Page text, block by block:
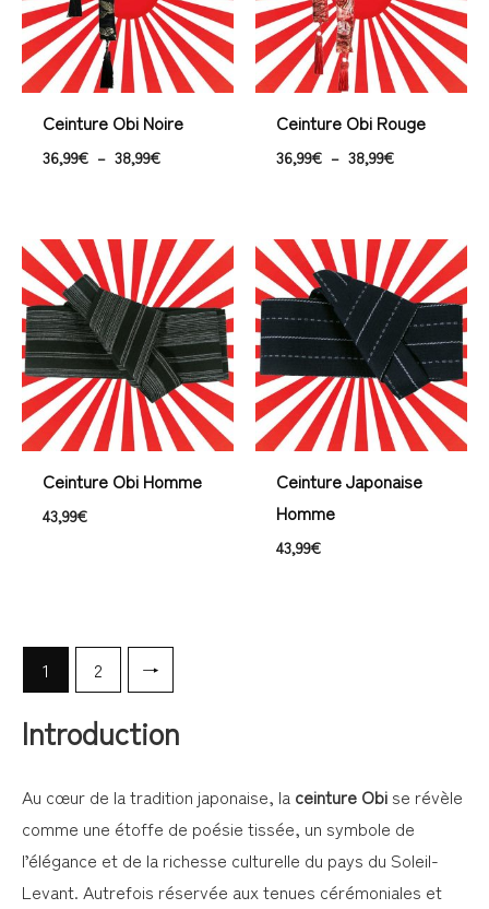
Ceinture Obi Noire
36,99€ – 38,99€
Ceinture Obi Rouge
36,99€ – 38,99€
Ceinture Obi Homme
43,99€
Ceinture Japonaise
Homme
43,99€
1 2 →
Introduction
Au cœur de la tradition japonaise, la ceinture Obise révèle
comme une étoffe de poésie tissée, un symbole de
l’élégance et de la richesse culturelle du pays du Soleil-
Levant. Autrefois réservée aux tenues cérémoniales et